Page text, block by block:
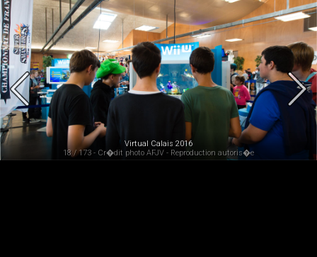
Virtual Calais 2016
18 / 173 - Cr�dit photo AFJV - Reproduction autoris�e